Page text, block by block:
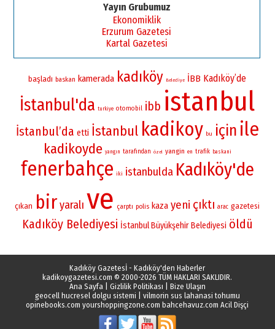
Yayın Grubumuz
Ekonomiklik
Erzurum Gazetesi
Kartal Gazetesi
başladı baskan kamerada kadıköy Belediye İBB Kadıköy’de
İstanbul'da turkiye otomobil ibb istanbul
İstanbul’da etti İstanbul kadikoy bu için ile
kadikoyde yangın tarafından özel yangin en trafik baskani
fenerbahçe iki istanbulda Kadıköy'de
çıkan biryaralı ve çarptı polis kaza yeni çıktı arac gazetesi
Kadıköy Belediyesi İstanbul Büyükşehir Belediyesi öldü
Kadıköy Gazetesİ - Kadıköy'den Haberler
kadikoygazetesi.com © 2000-2026 TÜM HAKLARI SAKLIDIR.
Ana Sayfa
Gizlilik Politikası
Bize Ulaşın
geocell hucresel dolgu sistemi
vilmorin sus lahanasi tohumu
opinebooks.com yourshoppingzone.com bahcehavuz.com Acil Dişçi